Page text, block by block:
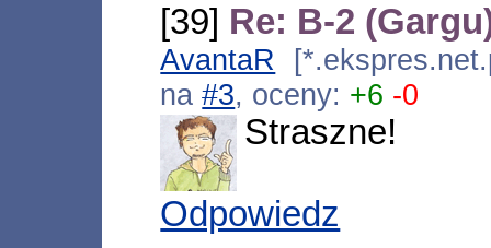
[39] Re: B-2
AvantaR
na#3, oceny: +6 -0
Straszne!
Odpowiedz